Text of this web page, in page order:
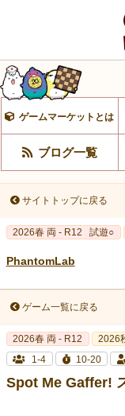
ゲームマーケットとは
ブログ一覧
サイトトップに戻る
2026春 両 - R12 試遊○
PhantomLab
ゲーム一覧に戻る
2026春 両 - R12
2026
1-4
10-20
Spot Me Gaffer!